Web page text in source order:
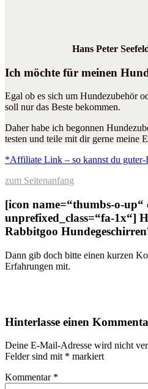
Hans Peter
Ich möchte für meinen
Egal ob es sich um Hundezubehör
soll nur das Beste bekommen.
Daher habe ich begonnen
testen und teile mit dir gerne meine
*Affiliate Link – so kannst du guter-
zum Seitenanfang
[icon name=“thumbs-o-up“
unprefixed_class=“fa-1x“]
Rabbitgoo
Dann gib doch bitte einen kurzen
Erfahrungen mit.
Hinterlasse einen
Deine E-Mail-Adresse wird nicht
Felder sind mit * markiert
Kommentar *